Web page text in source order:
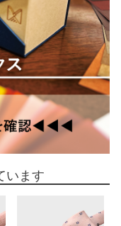
います